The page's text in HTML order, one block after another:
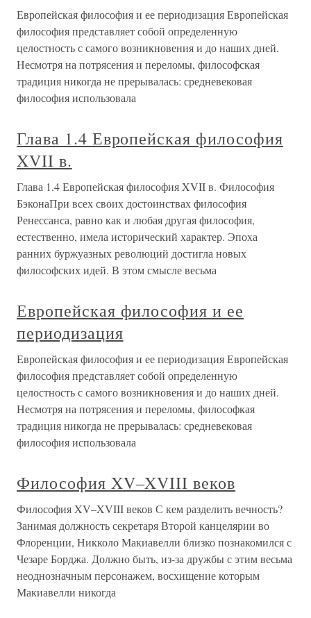
Европейская философия и ее периодизация Европейская
философия представляет собой определенную
целостность с самого возникновения и до наших дней.
Несмотря на потрясения и переломы, философская
традиция никогда не прерывалась: средневековая
философия использовала
Глава 1.4 Европейская философия
XVII в.
Глава 1.4 Европейская философия XVII в. Философия
БэконаПри всех своих достоинствах философия
Ренессанса, равно как и любая другая философия,
естественно, имела исторический характер. Эпоха
ранних буржуазных революций достигла новых
философских идей. В этом смысле весьма
Европейская философия и ее
периодизация
Европейская философия и ее периодизация Европейская
философия представляет собой определенную
целостность с самого возникновения и до наших дней.
Несмотря на потрясения и переломы, философкая
традиция никогда не прерывалась: средневековая
философия использовала
Философия XV–XVIII веков
Философия XV–XVIII веков С кем разделить вечность?
Занимая должность секретаря Второй канцелярии во
Флоренции, Никколо Макиавелли близко познакомился с
Чезаре Борджа. Должно быть, из-за дружбы с этим весьма
неоднозначным персонажем, восхищение которым
Макиавелли никогда